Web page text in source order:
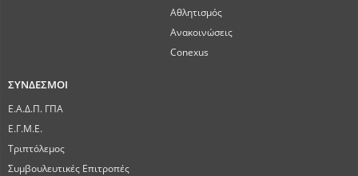
Αθλητισμός
Ανακοινώσεις
Conexus
ΣΥΝΔΕΣΜΟΙ
Ε.Α.Δ.Π. ΓΠΑ
Ε.Γ.Μ.Ε.
Τριπτόλεμος
Συμβουλευτικές Επιτροπές